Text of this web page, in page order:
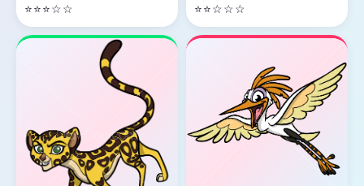
⭐⭐⭐☆☆ ⭐⭐☆☆☆